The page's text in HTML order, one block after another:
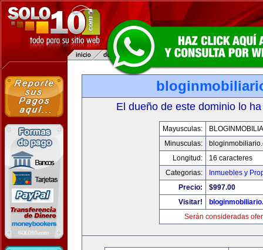
El dueño de este dominio lo
Mayusculas:
Minusculas:
Longitud:
16 caracteres
Categorias:
Inmuebles y
Precio:
$997.00
Visitar!
Serán consideradas